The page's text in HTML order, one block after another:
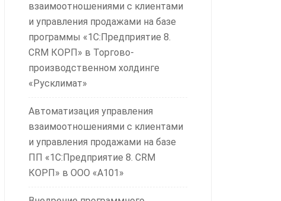
взаимоотношениями с клиентами
и управления продажами на базе
программы «1С:Предприятие 8.
CRM КОРП» в Торгово-
производственном холдинге
«Русклимат»
Автоматизация управления
взаимоотношениями с клиентами
и управления продажами на базе
ПП «1С:Предприятие 8. CRM
КОРП» в ООО «А101»